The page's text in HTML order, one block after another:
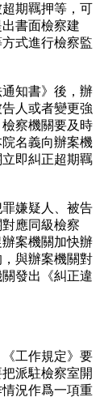
超期羈押等，可
書面檢察建
式進行檢察監
通知書》後，辦
人或者變更強
察機關要及時
名義向辦案機
即糾正超期羈
嫌疑人、被告
應同級檢察
案機關加快辦
與辦案機關對
發出《糾正違
工作規定》要
派駐檢察室開
況作爲一項重